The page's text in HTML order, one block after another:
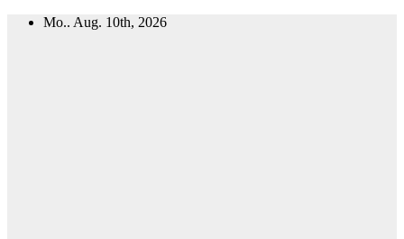
Zum
Mo.. Aug. 10th, 2026